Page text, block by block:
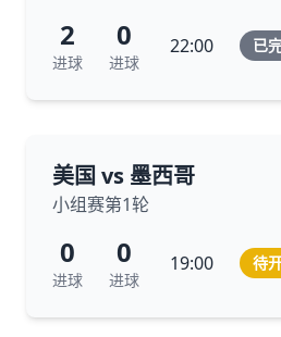
2
进球
0
进球
22:00 已
美国 vs 墨西哥
小组赛第1轮
0
进球
0
进球
19:00 待